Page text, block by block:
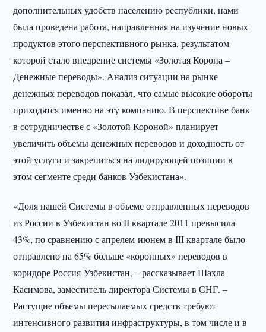
дополнительных удобств населению республики, нами
была проведена работа, направленная на изучение новых
продуктов этого перспективного рынка, результатом
которой стало внедрение системы «Золотая Корона –
Денежные переводы». Анализ ситуации на рынке
денежных переводов показал, что самые высокие обороты
приходятся именно на эту компанию. В перспективе банк
в сотрудничестве с «Золотой Короной» планирует
увеличить объемы денежных переводов и доходность от
этой услуги и закрепиться на лидирующей позиции в
этом сегменте среди банков Узбекистана».
«Доля нашей Системы в объеме отправленных переводов
из России в Узбекистан во II квартале 2011 превысила
43%, по сравнению с апрелем-июнем в III квартале было
отправлено на 65% больше «коронных» переводов в
коридоре Россия-Узбекистан, – рассказывает Шахла
Касимова, заместитель директора Системы в СНГ. –
Растущие объемы пересылаемых средств требуют
интенсивного развития инфраструктуры, в том числе и в